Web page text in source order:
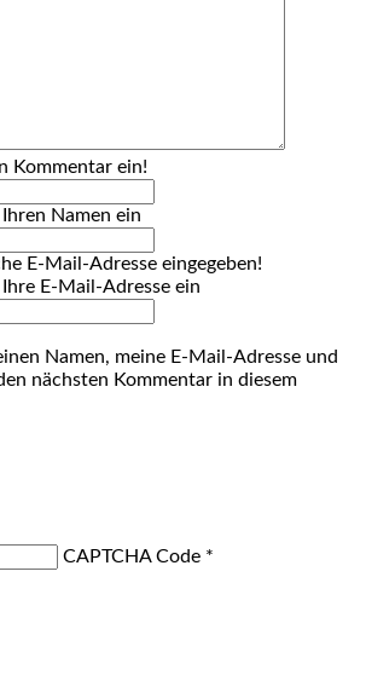
Kommentar ein!
Namen ein
E-Mail-Adresse eingegeben!
E-Mail-Adresse ein
Namen, meine E-Mail-Adresse und
nächsten Kommentar in diesem
CAPTCHA Code *